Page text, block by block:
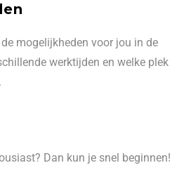
mogelijkheden voor jou in de
werktijden en welke plek
Dan kun je snel beginnen!